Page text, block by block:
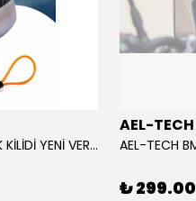
10 MM RENKLİ ALARMLI DİSK KİLİDİ YENİ VERSİYON
AEL-TECH
₺ 299.00